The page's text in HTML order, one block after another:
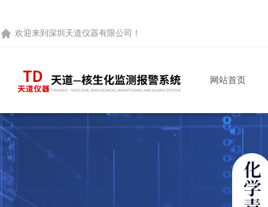
欢迎来到 深圳天道仪器有限公司 ！
网站首页